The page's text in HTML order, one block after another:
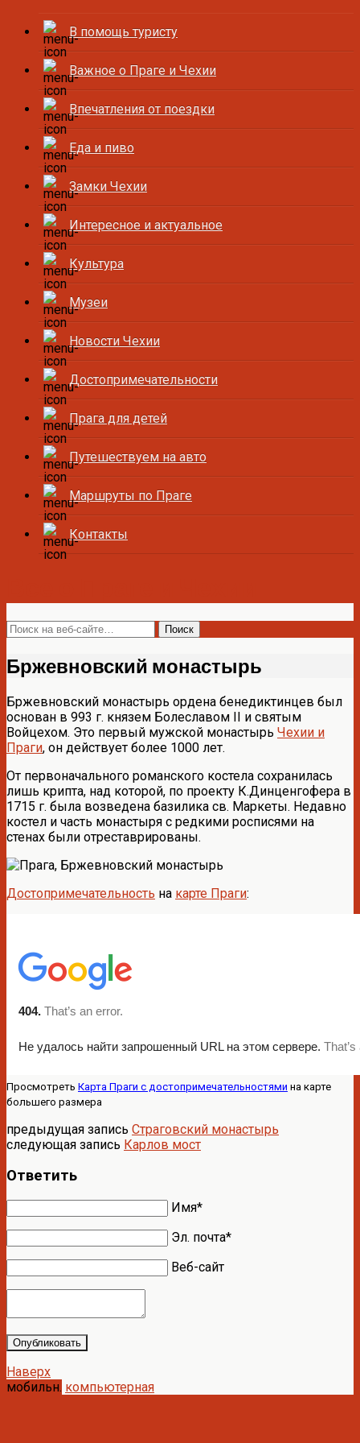
В помощь туристу
Важное о Праге и Чехии
Впечатления от поездки
Еда и пиво
Замки Чехии
Интересное и актуальное
Культура
Музеи
Новости Чехии
Достопримечательности
Прага для детей
Путешествуем на авто
Маршруты по Праге
Контакты
Бржевновский монастырь
Бржевновский монастырь ордена бенедиктинцев был
основан в 993 г. князем Болеславом II и святым
Войцехом. Это первый мужской монастырь Чехии и
Праги, он действует более 1000 лет.
От первоначального романского костела сохранилась
лишь крипта, над которой, по проекту К.Динценгофера в
1715 г. была возведена базилика св. Маркеты. Недавно
костел и часть монастыря с редкими росписями на
стенах были отреставрированы.
Достопримечательность на карте Праги:
Просмотреть Карта Праги с достопримечательностями на карте
большего размера
предыдущая запись Страговский монастырь
следующая запись Карлов мост
Ответить
Имя*
Эл. почта*
Веб-сайт
Опубликовать
Наверх
мобильн. компьютерная